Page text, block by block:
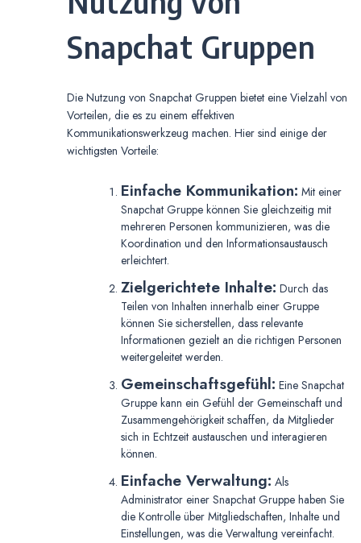
Snapchat Gruppen
Die Nutzung von Snapchat Gruppen bietet eine Vielzahl von
Vorteilen, die es zu einem effektiven
Kommunikationswerkzeug machen. Hier sind einige der
wichtigsten Vorteile:
Einfache Kommunikation: Mit einer
Snapchat Gruppe können Sie gleichzeitig mit
mehreren Personen kommunizieren, was die
Koordination und den Informationsaustausch
erleichtert.
Zielgerichtete Inhalte: Durch das
Teilen von Inhalten innerhalb einer Gruppe
können Sie sicherstellen, dass relevante
Informationen gezielt an die richtigen Personen
weitergeleitet werden.
Gemeinschaftsgefühl: Eine Snapchat
Gruppe kann ein Gefühl der Gemeinschaft und
Zusammengehörigkeit schaffen, da Mitglieder
sich in Echtzeit austauschen und interagieren
können.
Einfache Verwaltung: Als
Administrator einer Snapchat Gruppe haben Sie
die Kontrolle über Mitgliedschaften, Inhalte und
Einstellungen, was die Verwaltung vereinfacht.